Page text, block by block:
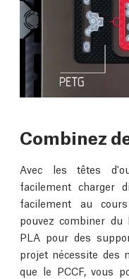
Combinez
Avec les têtes
facilement charger
facilement au
pouvez combiner
PLA pour des
projet nécessite des
que le PCCF, vous